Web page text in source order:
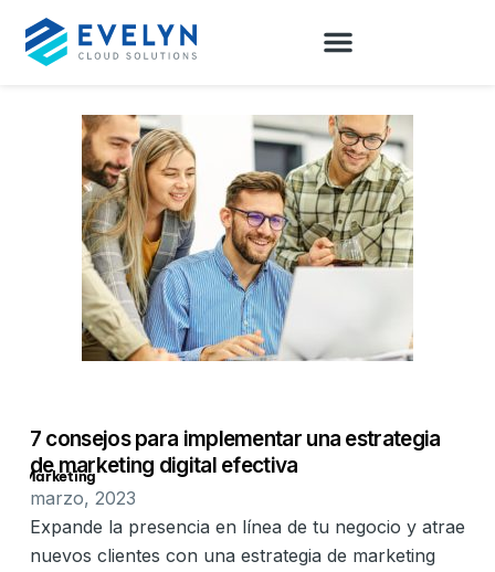
Marketing
7 consejos para implementar una estrategia
de marketing digital efectiva
marzo, 2023
Expande la presencia en línea de tu negocio y atrae
nuevos clientes con una estrategia de marketing